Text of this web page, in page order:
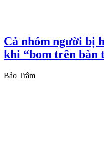
Cả nhóm người bị
khi “bom trên bàn
Bảo Trâm